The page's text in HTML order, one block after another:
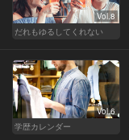
Vol.8
だれもゆるしてくれない
Vol.6
学歴カレンダー